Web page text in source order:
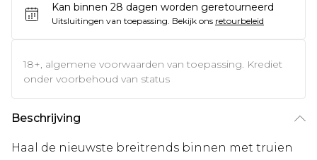
Kan binnen 28 dagen worden geretourneerd
Uitsluitingen van toepassing. Bekijk ons retourbeleid
18+, algemene voorwaarden van toepassing. Krediet
onder voorbehoud van status
Beschrijving
Haal de nieuwste breitrends binnen met truien